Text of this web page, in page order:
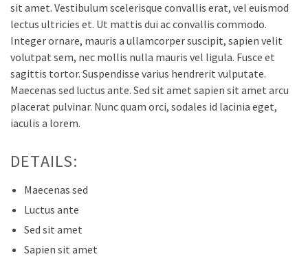
sit amet. Vestibulum scelerisque convallis erat, vel euismod
lectus ultricies et. Ut mattis dui ac convallis commodo.
Integer ornare, mauris a ullamcorper suscipit, sapien velit
volutpat sem, nec mollis nulla mauris vel ligula. Fusce et
sagittis tortor. Suspendisse varius hendrerit vulputate.
Maecenas sed luctus ante. Sed sit amet sapien sit amet arcu
placerat pulvinar. Nunc quam orci, sodales id lacinia eget,
iaculis a lorem.
DETAILS:
Maecenas sed
Luctus ante
Sed sit amet
Sapien sit amet